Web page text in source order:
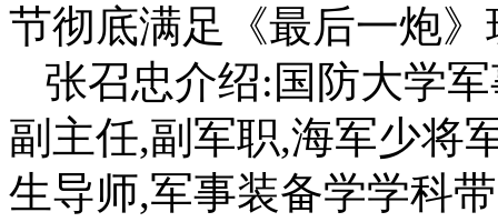
节彻底满足《最后一炮
张召忠介绍:国防大学
副主任,副军职,海军少将
生导师,军事装备学学科